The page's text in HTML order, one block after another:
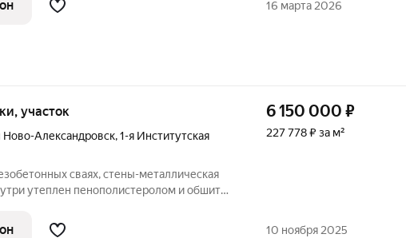
16 марта 2026
участок
Александровск,1-я Институтская
сваях, стены-металлическая
утеплен пенополистеролом и обшит
участке- места для стройки
6 150 000 ₽
227 778 ₽ за м²
10 ноября 2025